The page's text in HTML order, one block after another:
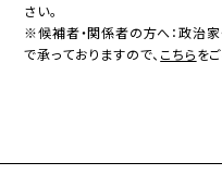
さい。
※候補者・関係者の方へ：政治
で承っておりますので、 こちらを